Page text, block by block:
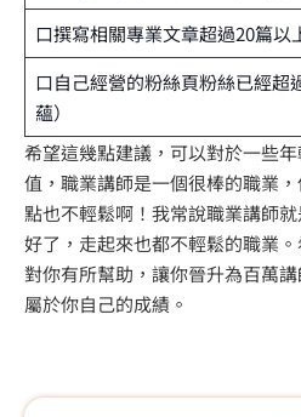
口撰寫相關專業文章超過20篇以
口自己經營的粉絲頁粉絲已經超
蘊）
希望這幾點建議，可以對於一些
值，職業講師是一個很棒的職業
點也不輕鬆啊！我常說職業講師
好了，走起來也都不輕鬆的職業
對你有所幫助，讓你晉升為百萬
屬於你自己的成績。